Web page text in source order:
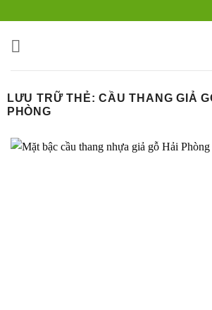
nội
LƯU TRỮ THẺ:CẦU THANG GIẢ
PHÒNG